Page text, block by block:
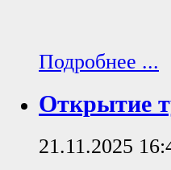
Подробнее ...
Открытие
21.11.2025